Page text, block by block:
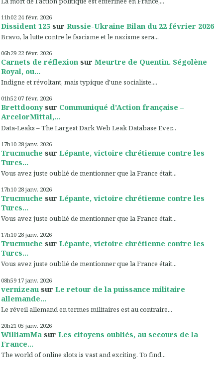
11h02 24 févr. 2026
Dissident 125 sur Russie-Ukraine Bilan du 22 février 2026
Bravo, la lutte contre le fascisme et le nazisme sera...
06h29 22 févr. 2026
Carnets de réflexion sur Meurtre de Quentin. Ségolène
Royal, ou...
Indigne et révoltant, mais typique d'une socialiste....
01h52 07 févr. 2026
Brettdoonysur Communiqué d’Action française –
ArcelorMittal,...
Data-Leaks – The Largest Dark Web Leak Database Ever...
17h10 28 janv. 2026
Trucmuche sur Lépante, victoire chrétienne contre les
Turcs...
Vous avez juste oublié de mentionner que la France était...
17h10 28 janv. 2026
Trucmuche sur Lépante, victoire chrétienne contre les
Turcs...
Vous avez juste oublié de mentionner que la France était...
17h10 28 janv. 2026
Trucmuche sur Lépante, victoire chrétienne contre les
Turcs...
Vous avez juste oublié de mentionner que la France était...
08h59 17 janv. 2026
vernizeau sur Le retour de la puissance militaire
allemande...
Le réveil allemand en termes militaires est au contraire...
20h21 05 janv. 2026
WilliamMa sur Les citoyens oubliés, au secours de la
France...
The world of online slots is vast and exciting. To find...